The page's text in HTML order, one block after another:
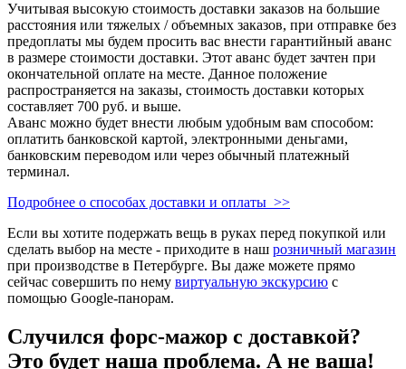
Учитывая высокую стоимость доставки заказов на большие
расстояния или тяжелых / объемных заказов, при отправке без
предоплаты мы будем просить вас внести гарантийный аванс
в размере стоимости доставки. Этот аванс будет зачтен при
окончательной оплате на месте. Данное положение
распространяется на заказы, стоимость доставки которых
составляет 700 руб. и выше.
Аванс можно будет внести любым удобным вам способом:
оплатить банковской картой, электронными деньгами,
банковским переводом или через обычный платежный
терминал.
Подробнее о способах доставки и оплаты >>
Если вы хотите подержать вещь в руках перед покупкой или
сделать выбор на месте - приходите в наш розничный магазин
при производстве в Петербурге. Вы даже можете прямо
сейчас совершить по нему виртуальную экскурсию с
помощью Google-панорам.
Случился форс-мажор c доставкой?
Это будет наша проблема. А не ваша!